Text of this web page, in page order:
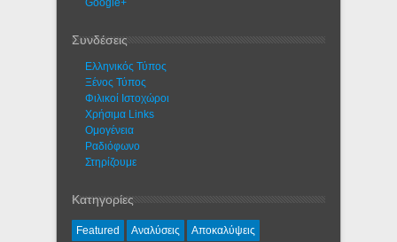
Συνδέσεις
Ελληνικός Τύπος
Ξένος Τύπος
Φιλικοί Ιστοχώροι
Χρήσιμα Links
Ομογένεια
Ραδιόφωνο
Στηρίζουμε
Κατηγορίες
Featured Αναλύσεις Αποκαλύψεις